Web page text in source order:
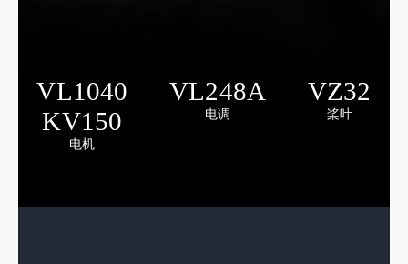
VL1040
KV150
电机
VL248A
电调
VZ32
桨叶